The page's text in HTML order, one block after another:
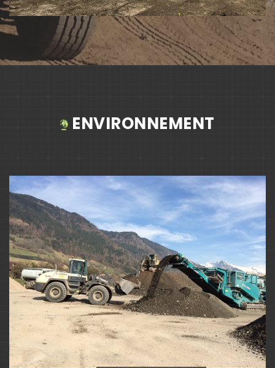
ENVIRONNEMENT